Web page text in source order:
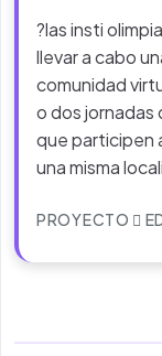
?las insti
llevar a cabo
comunidad
o dos jornadas
que participen
una misma
PROYECTO